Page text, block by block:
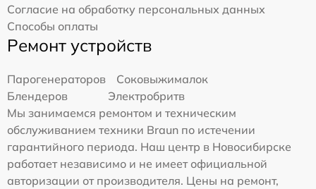
Согласие на обработку персональных данных
Способы оплаты
Ремонт устройств
Парогенераторов
Соковыжималок
Блендеров
Электробритв
Мы занимаемся ремонтом и техническим
обслуживанием техники Braun по истечении
гарантийного периода. Наш центр в Новосибирске
работает независимо и не имеет официальной
авторизации от производителя. Цены на ремонт,